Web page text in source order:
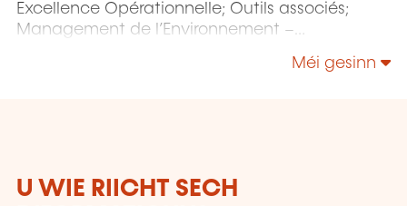
Excellence Opérationnelle; Outils associés;
Management de l’Environnement –
Management de la Sécurité et de la Sûreté;
Méi gesinn
U WIE RIICHT SECH